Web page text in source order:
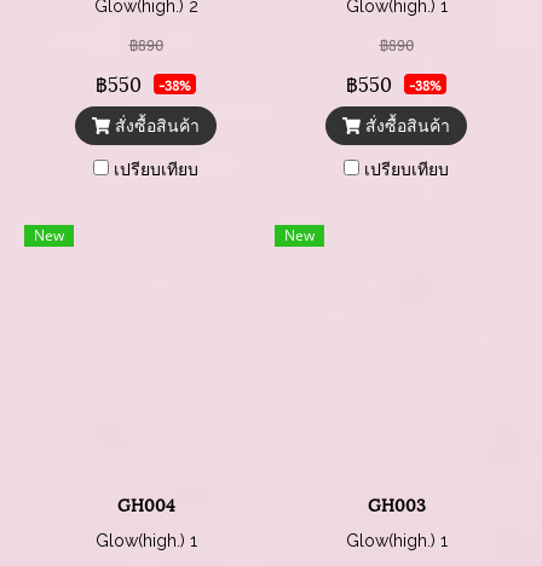
Glow(high.) 2
฿890
฿550 -38%
สั่งซื้อสินค้า
เปรียบเทียบ
Glow(high.) 1
฿890
฿550 -38%
สั่งซื้อสินค้า
เปรียบเทียบ
New
GH004
Glow(high.) 1
New
GH003
Glow(high.) 1